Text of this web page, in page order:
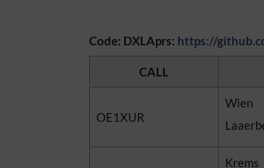
Code: DXLAprs: https://
CALL
OE1XUR
Wien
Krems